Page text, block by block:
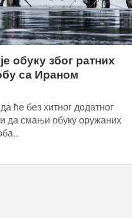
обуку због ратних
са Ираном
ће без хитног додатног
да смањи обуку оружаних